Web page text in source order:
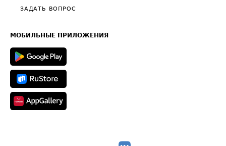
Общие положения
Полезное по перевозкам
Техническая информация
ЗАДАТЬ ВОПРОС
МОБИЛЬНЫЕ ПРИЛОЖЕНИЯ